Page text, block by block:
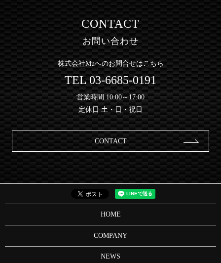
CONTACT
お問い合わせ
株式会社Muへのお問合せはこちら
TEL03-6685-0191
営業時間 10:00～17:00
定休日 土・日・祝日
CONTACT
HOME
COMPANY
NEWS